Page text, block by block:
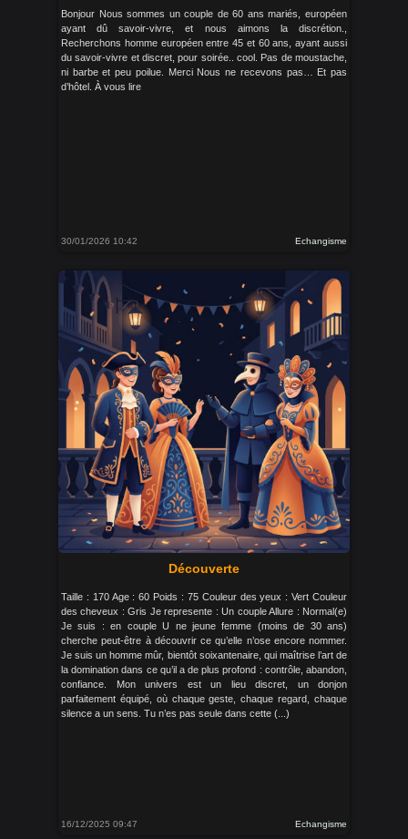
Bonjour Nous sommes un couple de 60 ans mariés, européen
ayant dû savoir-vivre, et nous aimons la discrétion.,
Recherchons homme européen entre 45 et 60 ans, ayant aussi
du savoir-vivre et discret, pour soirée.. cool. Pas de moustache,
ni barbe et peu poilue. Merci Nous ne recevons pas… Et pas
d’hôtel. À vous lire
30/01/2026 10:42 Echangisme
Découverte
Taille : 170 Age : 60 Poids : 75 Couleur des yeux : Vert Couleur
des cheveux : Gris Je represente : Un couple Allure : Normal(e)
Je suis : en couple U ne jeune femme (moins de 30 ans)
cherche peut-être à découvrir ce qu’elle n’ose encore nommer.
Je suis un homme mûr, bientôt soixantenaire, qui maîtrise l’art de
la domination dans ce qu’il a de plus profond : contrôle, abandon,
confiance. Mon univers est un lieu discret, un donjon
parfaitement équipé, où chaque geste, chaque regard, chaque
silence a un sens. Tu n’es pas seule dans cette (...)
16/12/2025 09:47 Echangisme